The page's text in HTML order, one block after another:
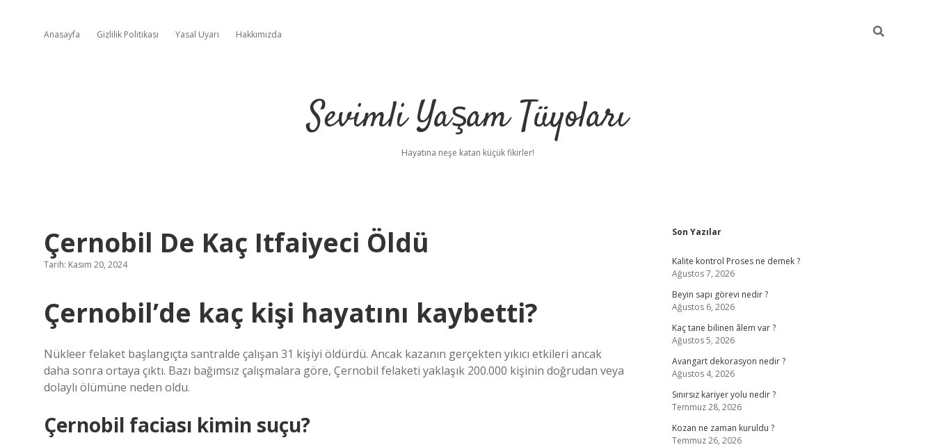
Anasayfa Gizlilik Politikası Yasal Uyarı Hakkımızda
Sevimli Yaşam Tüyoları
Hayatına neşe katan küçük fikirler!
Çernobil De Kaç Itfaiyeci Öldü
Tarih: Kasım 20, 2024
Çernobil’de kaç kişi hayatını kaybetti?
Nükleer felaket başlangıçta santralde çalışan 31 kişiyi öldürdü. Ancak kazanın gerçekten yıkıcı etkileri ancak
daha sonra ortaya çıktı. Bazı bağımsız çalışmalara göre, Çernobil felaketi yaklaşık 200.000 kişinin doğrudan veya
dolaylı ölümüne neden oldu.
Çernobil faciası kimin suçu?
Sidebar
Son Yazılar
Kalite kontrol Proses ne demek ?
Ağustos 7, 2026
Beyin sapı görevi nedir ?
Ağustos 6, 2026
Kaç tane bilinen âlem var ?
Ağustos 5, 2026
Avangart dekorasyon nedir ?
Ağustos 4, 2026
Sınırsız kariyer yolu nedir ?
Temmuz 28, 2026
Kozan ne zaman kuruldu ?
Temmuz 26, 2026